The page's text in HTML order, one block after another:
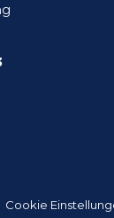
Cookie